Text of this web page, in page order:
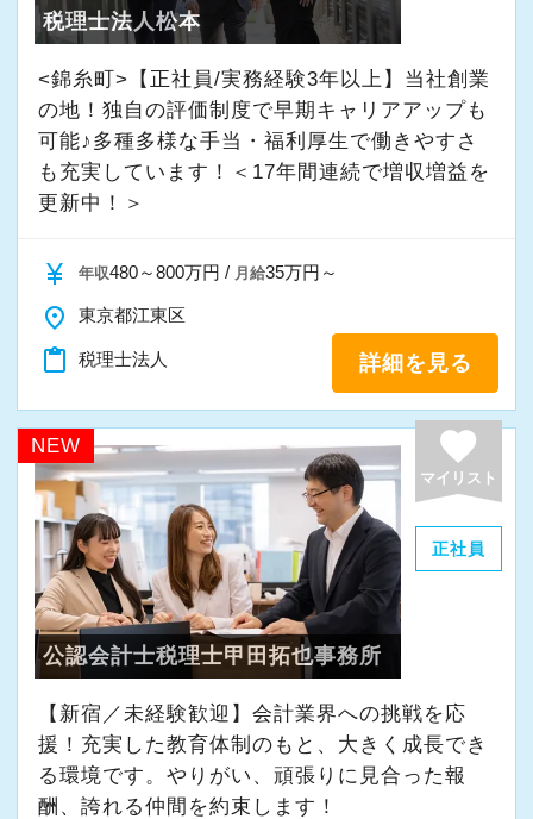
税理士法人松本
<錦糸町>【正社員/実務経験3年以上】当社創業
の地！独自の評価制度で早期キャリアアップも
可能♪多種多様な手当・福利厚生で働きやすさ
も充実しています！＜17年間連続で増収増益を
更新中！＞
currency_yen 年収480～800万円 / 月給35万円～
place 東京都江東区
content_paste 税理士法人 詳細を見る
NEW favorite
マイリスト
正社員
公認会計士税理士甲田拓也事務所
【新宿／未経験歓迎】会計業界への挑戦を応
援！充実した教育体制のもと、大きく成長でき
る環境です。やりがい、頑張りに見合った報
酬、誇れる仲間を約束します！